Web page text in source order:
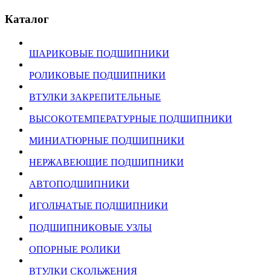
Каталог
ШАРИКОВЫЕ ПОДШИПНИКИ
РОЛИКОВЫЕ ПОДШИПНИКИ
ВТУЛКИ ЗАКРЕПИТЕЛЬНЫЕ
ВЫСОКОТЕМПЕРАТУРНЫЕ ПОДШИПНИКИ
МИНИАТЮРНЫЕ ПОДШИПНИКИ
НЕРЖАВЕЮЩИЕ ПОДШИПНИКИ
АВТОПОДШИПНИКИ
ИГОЛЬЧАТЫЕ ПОДШИПНИКИ
ПОДШИПНИКОВЫЕ УЗЛЫ
ОПОРНЫЕ РОЛИКИ
ВТУЛКИ СКОЛЬЖЕНИЯ